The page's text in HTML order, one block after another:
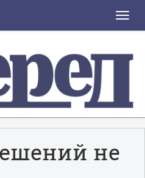
Toggle
не